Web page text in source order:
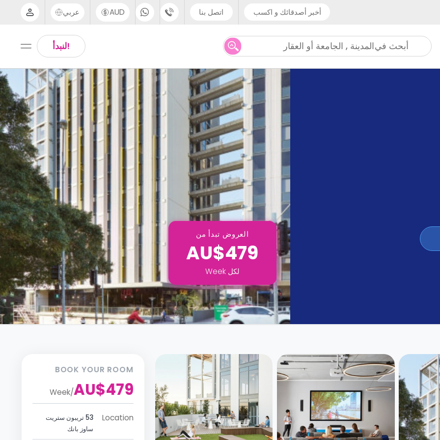
أخبر أصدقائك و اكسب اتصل بنا
UK - +44 (0) 20 3871 8666
IN - +91 (80) 3711 1326
US - +1 (646) 718 6172
AUD عربي
Arabic
English
!لنبدأ أبحث فيالمدينة , الجامعة أو العقار
العروض تبدأ من
AU$479
لكل Week
BOOK YOUR ROOM
AU$479
/
Week
Location
53 تريبون ستريت
ساوز بانك